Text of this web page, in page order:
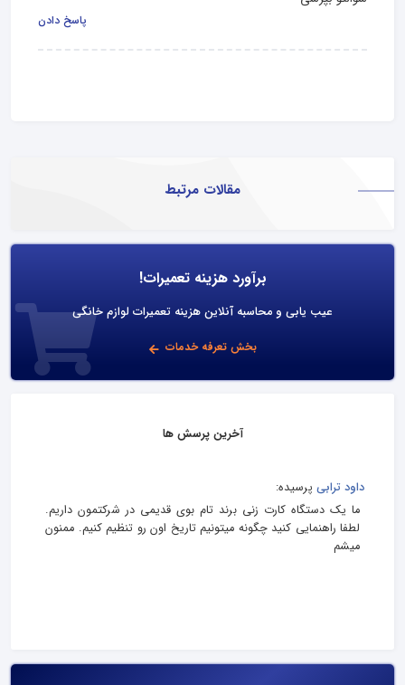
مقالات مرتبط
برآورد هزینه تعمیرات!
عیب یابی و محاسبه آنلاین هزینه تعمیرات لوازم خانگی
بخش تعرفه خدمات
پاسخ دادن
آخرین پرسش ها
داود ترابی پرسیده:
ما یک دستگاه کارت زنی برند تام بوی قدیمی در شرکتمون داریم.
لطفا راهنمایی کنید چگونه میتونیم تاریخ اون رو تنظیم کنیم. ممنون
میشم